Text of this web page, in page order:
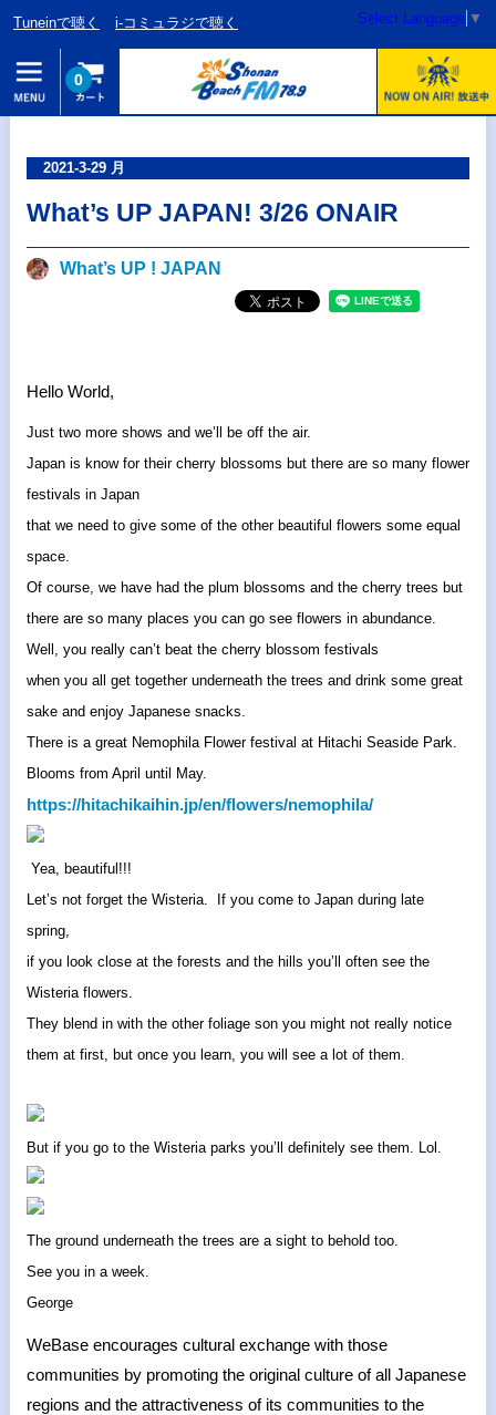
Tuneinで聴く i-コミュラジで聴く Select Language ▼
0
2021-3-29 月
What’s UP JAPAN! 3/26 ONAIR
What’s UP ! JAPAN
Hello World,
Just two more shows and we’ll be off the air.
Japan is know for their cherry blossoms but there are so many flower
festivals in Japan
that we need to give some of the other beautiful flowers some equal
space.
Of course, we have had the plum blossoms and the cherry trees but
there are so many places you can go see flowers in abundance.
Well, you really can’t beat the cherry blossom festivals
when you all get together underneath the trees and drink some great
sake and enjoy Japanese snacks.
There is a great Nemophila Flower festival at Hitachi Seaside Park.
Blooms from April until May.
https://hitachikaihin.jp/en/flowers/nemophila/
Yea, beautiful!!!
Let’s not forget the Wisteria. If you come to Japan during late
spring,
if you look close at the forests and the hills you’ll often see the
Wisteria flowers.
They blend in with the other foliage son you might not really notice
them at first, but once you learn, you will see a lot of them.
But if you go to the Wisteria parks you’ll definitely see them. Lol.
The ground underneath the trees are a sight to behold too.
See you in a week.
George
WeBase encourages cultural exchange with those
communities by promoting the original culture of all Japanese
regions and the attractiveness of its communities to the